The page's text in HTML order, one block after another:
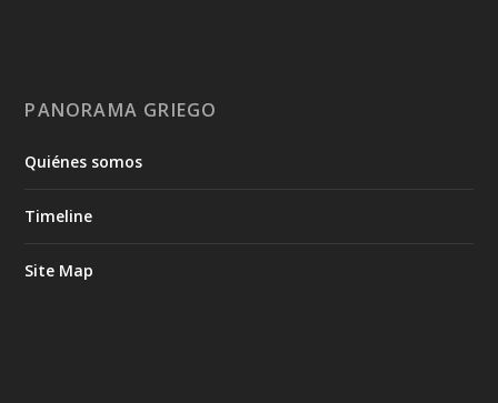
PANORAMA GRIEGO
Quiénes somos
Timeline
Site Map